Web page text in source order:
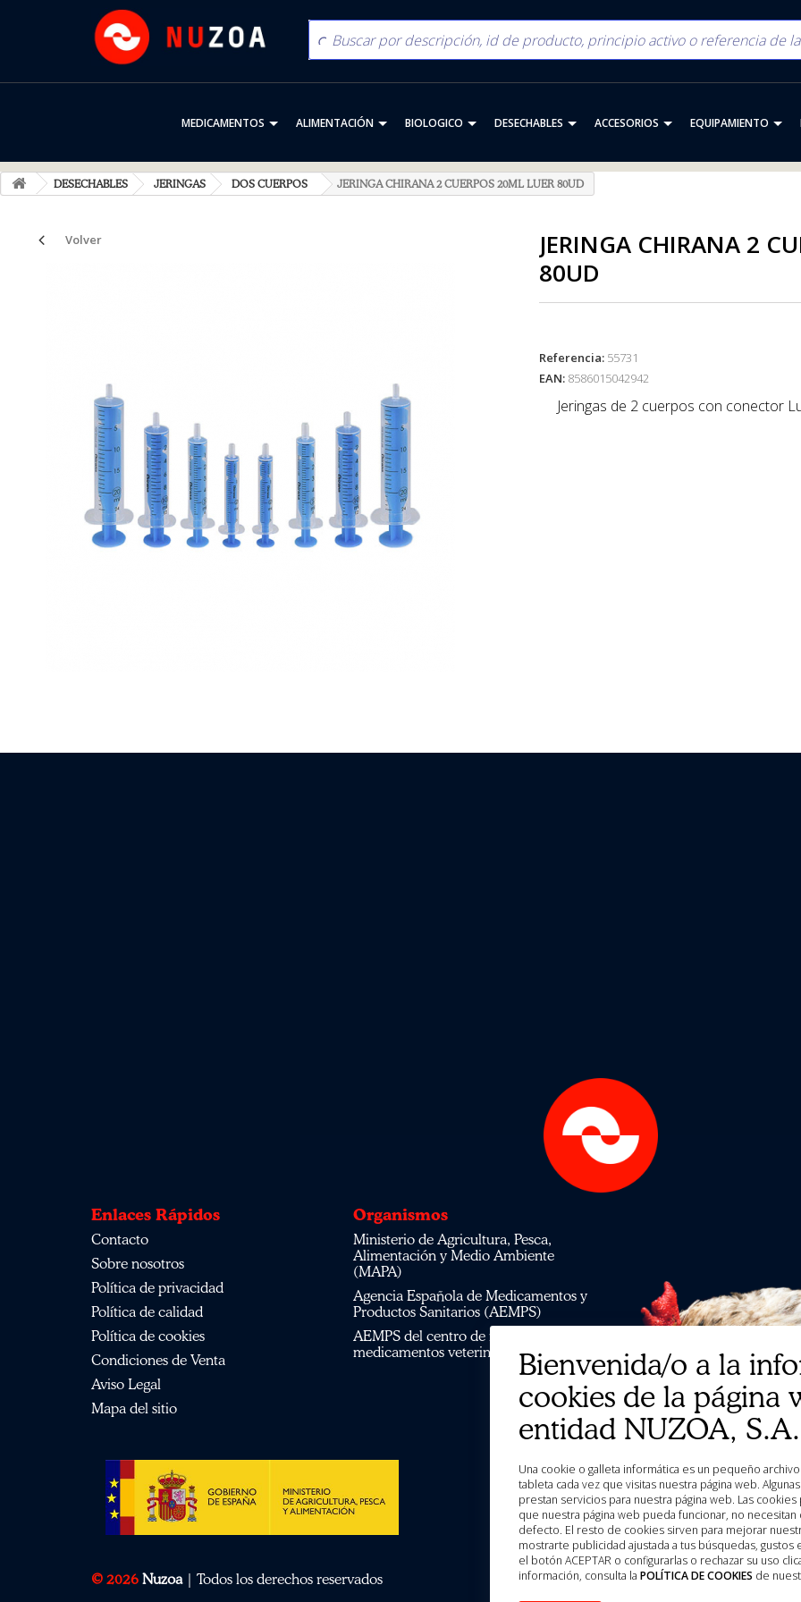
MEDICAMENTOS ALIMENTACIÓN BIOLOGICO DESECHABLES ACCESORIOS EQUIPAMIENTO
DESECHABLES JERINGAS DOS CUERPOS JERINGA CHIRANA 2 CUERPOS 20ML LUER 80UD
Volver
JERINGA CHIRANA 2
80UD
Referencia: 55731
EAN: 8586015042942
Jeringas de 2 cuerpos con conector
Enlaces Rápidos
Contacto
Sobre nosotros
Política de privacidad
Política de calidad
Política de cookies
Condiciones de Venta
Aviso Legal
Mapa del sitio
Organismos
Ministerio de Agricultura, Pesca,
Alimentación y Medio Ambiente
(MAPA)
Agencia Española de Medicamentos y
Productos Sanitarios (AEMPS)
AEMPS del centro de información de
medicamentos veterinarios CIMAVET
© 2026 Nuzoa | Todos los derechos reservados
Bienvenida/o a la
cookies de la página
entidad NUZOA,
Una cookie o galleta informática es un pequeño archivo de información que se guarda en tu ordenador, “smartphone” o
tableta cada vez que visitas nuestra página web.
prestan servicios para nuestra página web. Las
que nuestra página web pueda funcionar, no
defecto. El resto de cookies sirven para mejorar
mostrarte publicidad ajustada a tus búsquedas,
el botón ACEPTAR o configurarlas o rechazar su uso
información, consulta laPOLÍTICA DE COOKIES de